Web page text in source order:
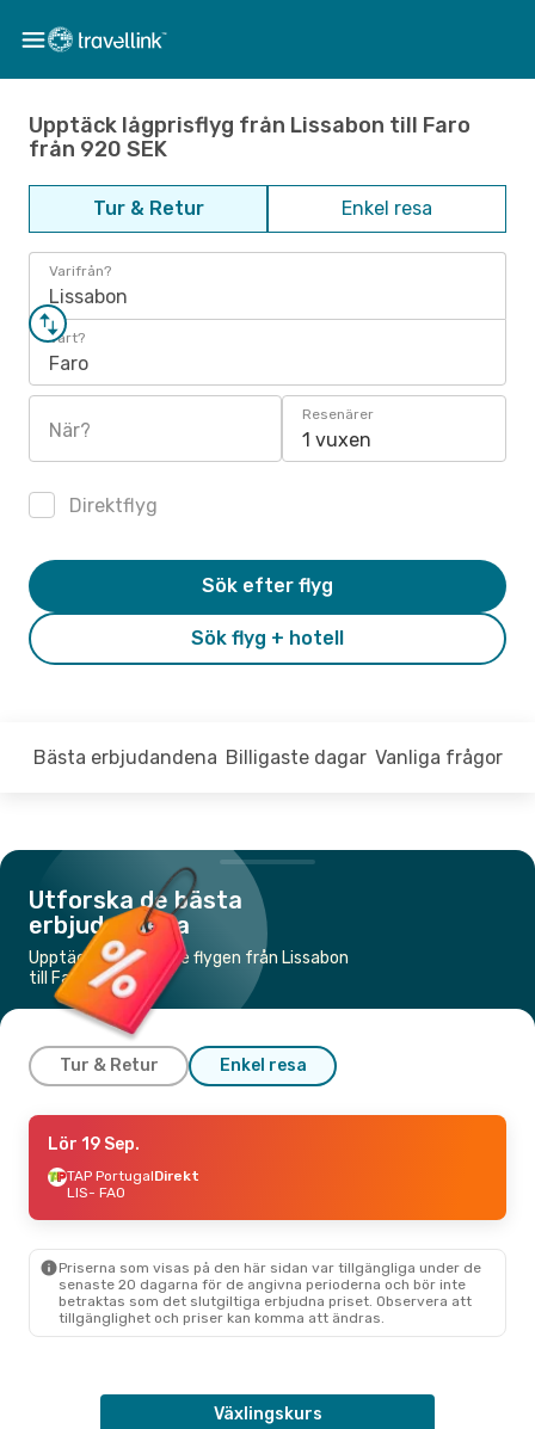
Upptäck lågprisflyg från Lissabon till Faro
från 920 SEK
Tur & Retur Enkel resa
Varifrån?
Lissabon
Vart?
Faro
När?
Resenärer
1 vuxen
Direktflyg
Sök flyg + hotell
Sök efter flyg
Bästa erbjudandena Billigaste dagar Vanliga frågor
Utforska de bästa
erbjudandena
Upptäck de billigaste flygen från Lissabon
till Faro
Tur & Retur Enkel resa
Tors 10 Sep.
TAP PortugalDirekt
LIS- FAO
FAO- LIS
Lör 19 Sep.
TAP PortugalDirekt
LIS- FAO
Priserna som visas på den här sidan var tillgängliga under de
senaste 20 dagarna för de angivna perioderna och bör inte
betraktas som det slutgiltiga erbjudna priset. Observera att
tillgänglighet och priser kan komma att ändras.
Växlingskurs